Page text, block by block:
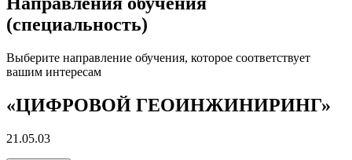
(специальность)
Выберите направление обучения, которое соответствует
вашим интересам
«ЦИФРОВОЙ ГЕОИНЖИНИРИНГ»
21.05.03